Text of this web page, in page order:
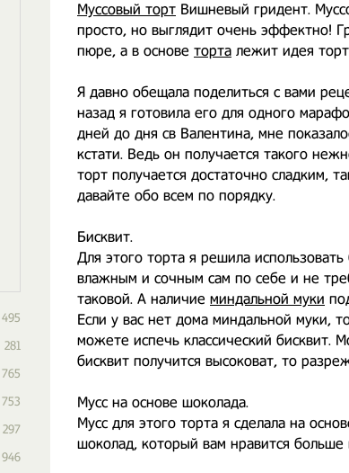
Муссовый торт Вишневый гридент.
просто, но выглядит очень эффектно!
пюре, а в основе торта лежит идея
Я давно обещала поделиться с вами
назад я готовила его для одного
дней до дня св Валентина, мне
кстати. Ведь он получается такого
торт получается достаточно сладким,
давайте обо всем по порядку.
Бисквит.
Для этого торта я решила
влажным и сочным сам по себе и не
таковой. А наличие миндальной муки
Если у вас нет дома миндальной муки,
можете испечь классический бисквит.
бисквит получится высоковат, то
Мусс на основе шоколада.
Мусс для этого торта я сделала на
шоколад, который вам нравится
495
281
765
753
297
946